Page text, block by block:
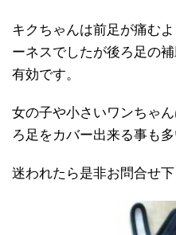
キクちゃんは前足が痛む
ーネスでしたが後ろ足の
有効です。
女の子や小さいワンちゃ
ろ足をカバー出来る事も多
迷われたら是非お問合せ下